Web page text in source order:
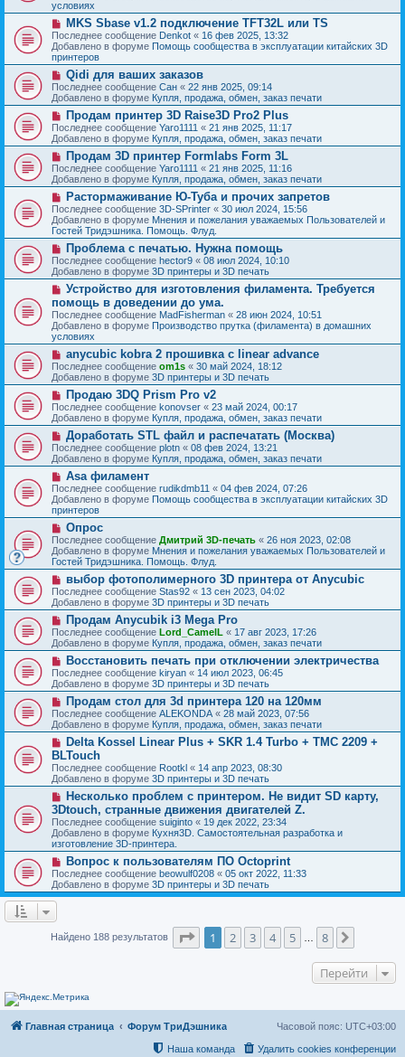
и
е
о
б
щ
е
н
и
е
е
о
о
б
щ
е
н
и
е
условиях
Н
о
в
о
е
с
о
о
б
щ
е
н
и
е
MKS Sbase v1.2 подключение TFT32L или TS
Последнее сообщение Denkot « 16 фев 2025, 13:32
Добавлено в форуме Помощь сообщества в эксплуатации китайских 3D
принтеров
Н
о
в
о
с
о
о
б
щ
е
н
и
е
Qidi для ваших заказов
Последнее сообщение Сан « 22 янв 2025, 09:14
Добавлено в форуме Купля, продажа, обмен, заказ печати
Н
о
в
о
с
о
о
б
щ
е
н
и
е
Продам принтер 3D Raise3D Pro2 Plus
Последнее сообщение Yaro1111 « 21 янв 2025, 11:17
Добавлено в форуме Купля, продажа, обмен, заказ печати
Н
о
в
о
с
о
о
б
щ
е
н
и
е
Продам 3D принтер Formlabs Form 3L
Последнее сообщение Yaro1111 « 21 янв 2025, 11:16
Добавлено в форуме Купля, продажа, обмен, заказ печати
Н
о
в
о
е
о
о
б
щ
е
н
и
е
Растормаживание Ю-Туба и прочих запретов
Последнее сообщение 3D-SPrinter « 30 июл 2024, 15:56
Добавлено в форуме Мнения и пожелания уважаемых Пользователей и
Гостей Тридэшника. Помощь. Флуд.
Н
о
в
о
е
с
о
о
б
щ
е
н
и
е
Проблема с печатью. Нужна помощь
Последнее сообщение hector9 « 08 июл 2024, 10:10
Добавлено в форуме 3D принтеры и 3D печать
Н
в
о
е
с
о
о
б
щ
н
и
е
Устройство для изготовления филамента. Требуется
помощь в доведении до ума.
Последнее сообщение MadFisherman « 28 июн 2024, 10:51
Добавлено в форуме Производство прутка (филамента) в домашних
условиях
Н
о
в
о
с
о
о
б
щ
е
и
е
anycubic kobra 2 прошивка с linear advance
Последнее сообщение om1s « 30 май 2024, 18:12
Добавлено в форуме 3D принтеры и 3D печать
Н
о
в
о
е
с
о
о
б
щ
е
н
и
е
Продаю 3DQ Prism Pro v2
Последнее сообщение konovser « 23 май 2024, 00:17
Добавлено в форуме Купля, продажа, обмен, заказ печати
Н
о
в
о
е
с
о
о
б
щ
е
н
и
Доработать STL файл и распечатать (Москва)
Последнее сообщение plotn « 08 фев 2024, 13:21
Добавлено в форуме Купля, продажа, обмен, заказ печати
Н
о
в
о
е
с
о
о
б
щ
е
н
и
е
Asa филамент
Последнее сообщение rudikdmb11 « 04 фев 2024, 07:26
Добавлено в форуме Помощь сообщества в эксплуатации китайских 3D
принтеров
Н
о
в
о
е
с
о
о
б
щ
е
н
и
е
Опрос
Последнее сообщение Дмитрий 3D-печать « 26 ноя 2023, 02:08
Добавлено в форуме Мнения и пожелания уважаемых Пользователей и
Гостей Тридэшника. Помощь. Флуд.
Н
о
в
о
с
о
о
б
щ
е
н
и
е
выбор фотополимерного 3D принтера от Anycubic
Последнее сообщение Stas92 « 13 сен 2023, 04:02
Добавлено в форуме 3D принтеры и 3D печать
Н
о
в
о
с
о
о
б
щ
е
н
и
е
Продам Anycubik i3 Mega Pro
Последнее сообщение Lord_CamelL « 17 авг 2023, 17:26
Добавлено в форуме Купля, продажа, обмен, заказ печати
Н
о
в
о
с
о
о
б
щ
е
н
и
е
Восстановить печать при отключении электричества
Последнее сообщение kiryan « 14 июл 2023, 06:45
Добавлено в форуме 3D принтеры и 3D печать
Н
о
в
о
с
о
о
б
щ
е
н
и
е
Продам стол для 3d принтера 120 на 120мм
Последнее сообщение ALEKONDA « 28 май 2023, 07:56
Добавлено в форуме Купля, продажа, обмен, заказ печати
Н
о
в
о
е
с
о
о
б
щ
е
н
и
е
Delta Kossel Linear Plus + SKR 1.4 Turbo + TMC 2209 +
BLTouch
Последнее сообщение Rootkl « 14 апр 2023, 08:30
Добавлено в форуме 3D принтеры и 3D печать
Н
о
в
о
е
с
о
о
б
щ
е
Несколько проблем с принтером. Не видит SD карту,
3Dtouch, странные движения двигателей Z.
Последнее сообщение suiginto « 19 дек 2022, 23:34
Добавлено в форуме Кухня3D. Самостоятельная разработка и
изготовление 3D-принтера.
Н
о
в
о
о
е
Вопрос к пользователям ПО Octoprint
Последнее сообщение beowulf0208 « 05 окт 2022, 11:33
Добавлено в форуме 3D принтеры и 3D печать
Найдено 188 результатов Страница1 из
1 2 3 4 5 8
Перейти
Главная страница Форум ТриДэшника Часовой пояс: UTC+03:00
Удалить cookies конференции
Наша команда